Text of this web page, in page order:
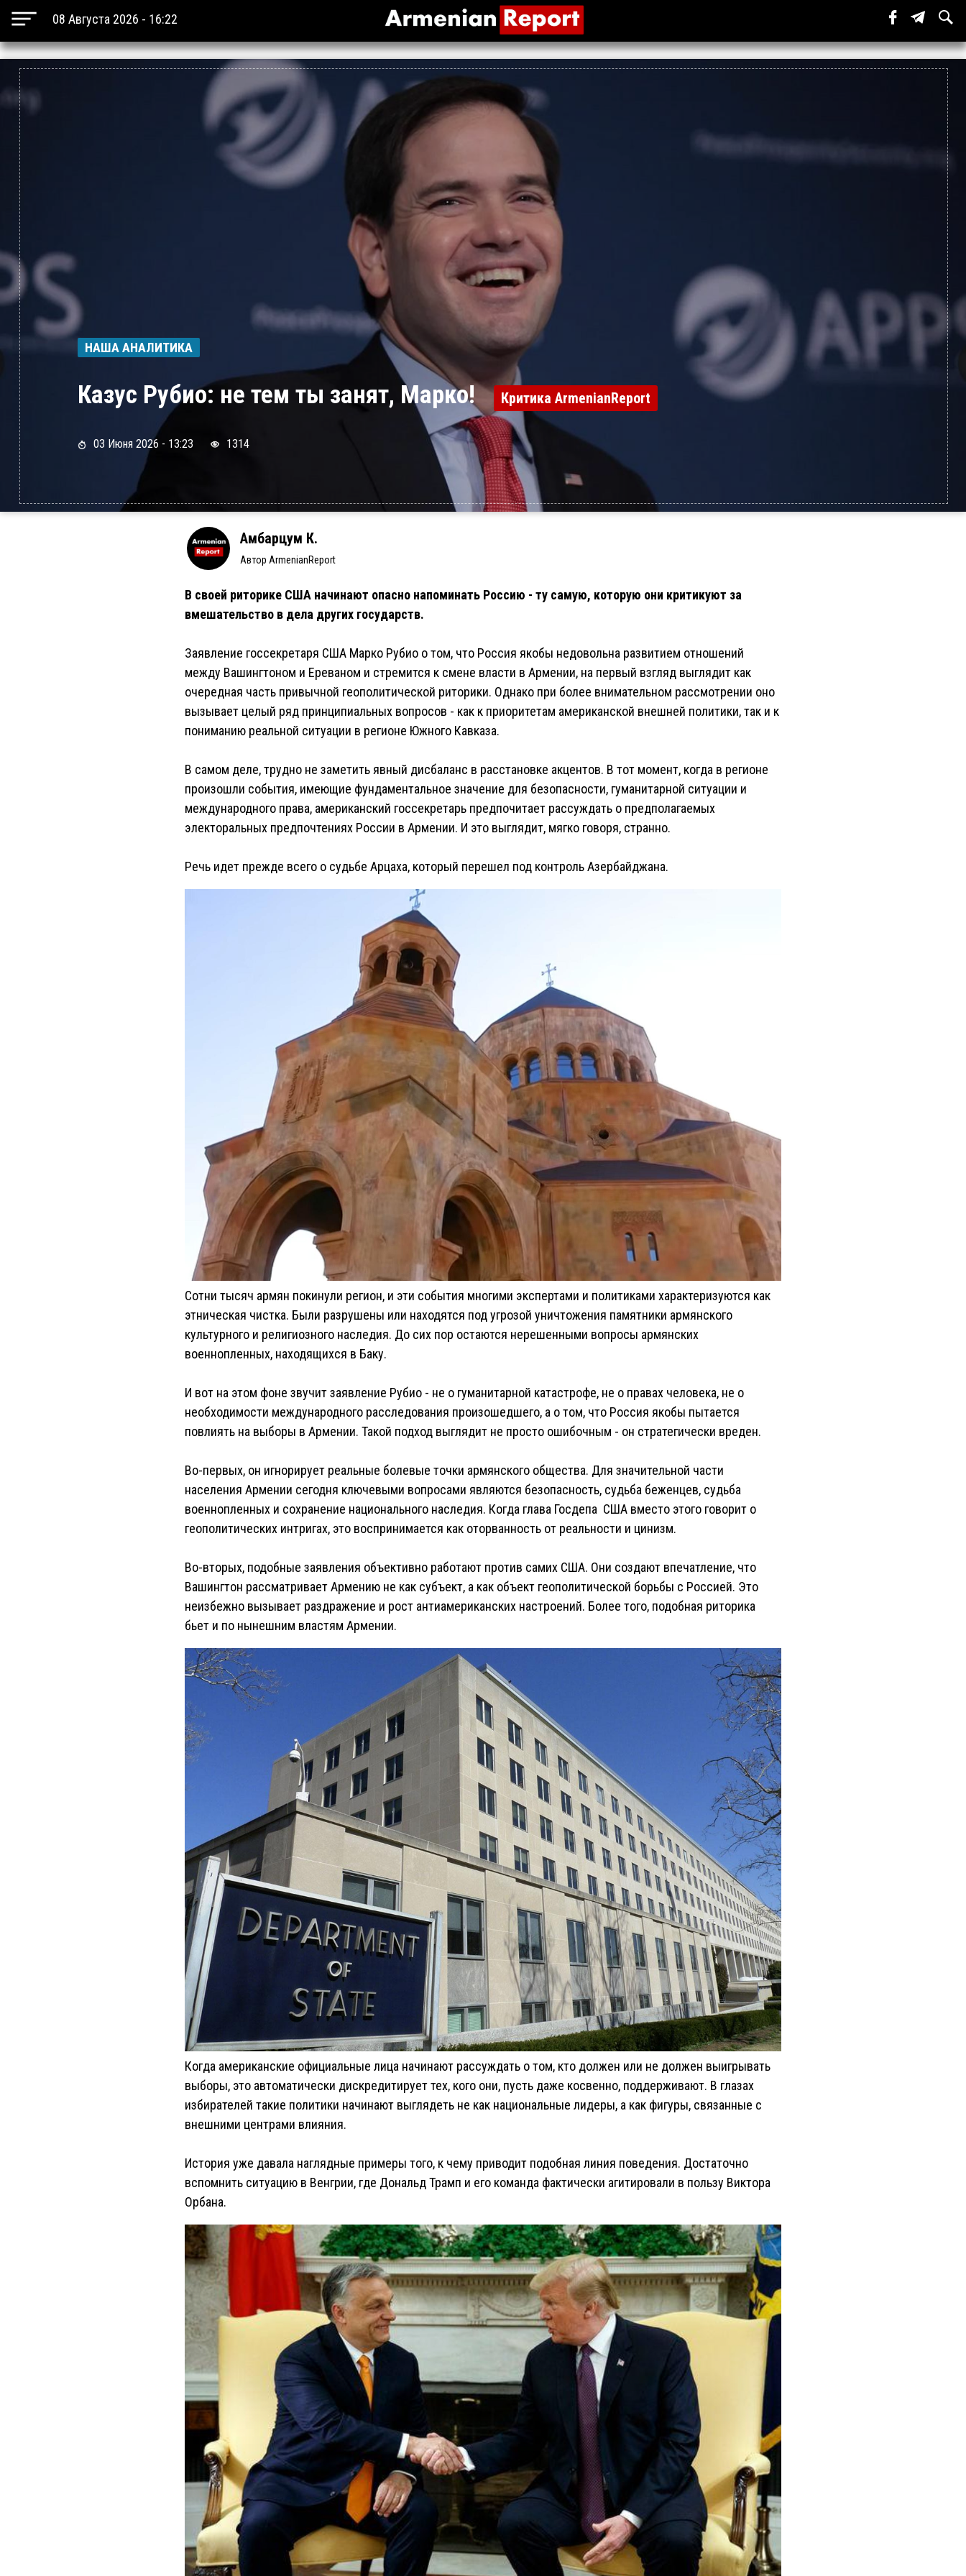
08 Августа 2026 - 16:22
НАША АНАЛИТИКА
Казус Рубио: не тем ты занят, Марко! Критика ArmenianReport
03 Июня 2026 - 13:23 1314
Амбарцум К.
Автор ArmenianReport
В своей риторике США начинают опасно напоминать Россию - ту самую, которую они критикуют за
вмешательство в дела других государств.
Заявление госсекретаря США Марко Рубио о том, что Россия якобы недовольна развитием отношений
между Вашингтоном и Ереваном и стремится к смене власти в Армении, на первый взгляд выглядит как
очередная часть привычной геополитической риторики. Однако при более внимательном рассмотрении оно
вызывает целый ряд принципиальных вопросов - как к приоритетам американской внешней политики, так и к
пониманию реальной ситуации в регионе Южного Кавказа.
В самом деле, трудно не заметить явный дисбаланс в расстановке акцентов. В тот момент, когда в регионе
произошли события, имеющие фундаментальное значение для безопасности, гуманитарной ситуации и
международного права, американский госсекретарь предпочитает рассуждать о предполагаемых
электоральных предпочтениях России в Армении. И это выглядит, мягко говоря, странно.
Речь идет прежде всего о судьбе Арцаха, который перешел под контроль Азербайджана.
Сотни тысяч армян покинули регион, и эти события многими экспертами и политиками характеризуются как
этническая чистка. Были разрушены или находятся под угрозой уничтожения памятники армянского
культурного и религиозного наследия. До сих пор остаются нерешенными вопросы армянских
военнопленных, находящихся в Баку.
И вот на этом фоне звучит заявление Рубио - не о гуманитарной катастрофе, не о правах человека, не о
необходимости международного расследования произошедшего, а о том, что Россия якобы пытается
повлиять на выборы в Армении. Такой подход выглядит не просто ошибочным - он стратегически вреден.
Во-первых, он игнорирует реальные болевые точки армянского общества. Для значительной части
населения Армении сегодня ключевыми вопросами являются безопасность, судьба беженцев, судьба
военнопленных и сохранение национального наследия. Когда глава Госдепа США вместо этого говорит о
геополитических интригах, это воспринимается как оторванность от реальности и цинизм.
Во-вторых, подобные заявления объективно работают против самих США. Они создают впечатление, что
Вашингтон рассматривает Армению не как субъект, а как объект геополитической борьбы с Россией. Это
неизбежно вызывает раздражение и рост антиамериканских настроений. Более того, подобная риторика
бьет и по нынешним властям Армении.
Когда американские официальные лица начинают рассуждать о том, кто должен или не должен выигрывать
выборы, это автоматически дискредитирует тех, кого они, пусть даже косвенно, поддерживают. В глазах
избирателей такие политики начинают выглядеть не как национальные лидеры, а как фигуры, связанные с
внешними центрами влияния.
История уже давала наглядные примеры того, к чему приводит подобная линия поведения. Достаточно
вспомнить ситуацию в Венгрии, где Дональд Трамп и его команда фактически агитировали в пользу Виктора
Орбана.